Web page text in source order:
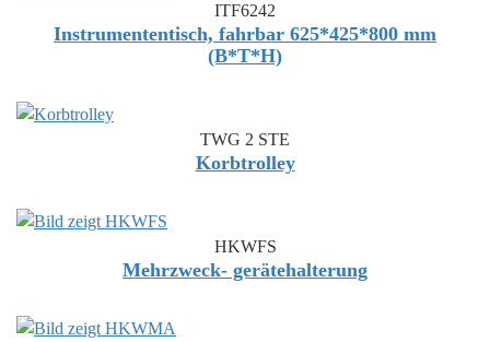
ITF6242
Instrumententisch, fahrbar 625*425*800 mm
(B*T*H)
TWG 2 STE
Korbtrolley
HKWFS
Mehrzweck- gerätehalterung